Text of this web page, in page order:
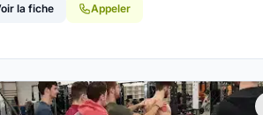
la fiche Appeler